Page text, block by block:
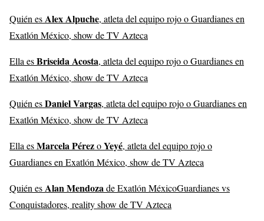
Quién esAlex Alpuche, atleta del equipo rojo o Guardianes en
Exatlón México, show de TV Azteca
Ella esBriseida Acosta, atleta del equipo rojo o Guardianes en
Exatlón México, show de TV Azteca
Quién esDaniel Vargas, atleta del equipo rojo o Guardianes en
Exatlón México, show de TV Azteca
Ella esMarcela PérezoYeyé, atleta del equipo rojo o
Guardianes en Exatlón México, show de TV Azteca
Quién esAlan Mendozade Exatlón MéxicoGuardianes vs
Conquistadores, reality show de TV Azteca